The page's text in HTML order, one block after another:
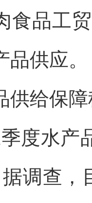
食品工
供应。
供给保
水产品
据调查